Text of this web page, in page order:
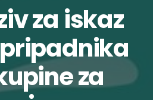
za iskaz
za